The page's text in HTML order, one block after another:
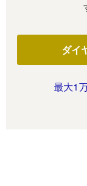
ダイ
最大1